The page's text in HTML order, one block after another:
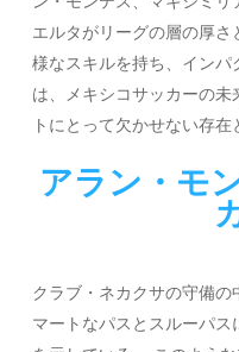
エルタがリーグの層の厚
様なスキルを持ち、イン
は、メキシコサッカーの
トにとって欠かせない存在
アラン・モ
クラブ・ネカクサの守備
マートなパスとスルーパ